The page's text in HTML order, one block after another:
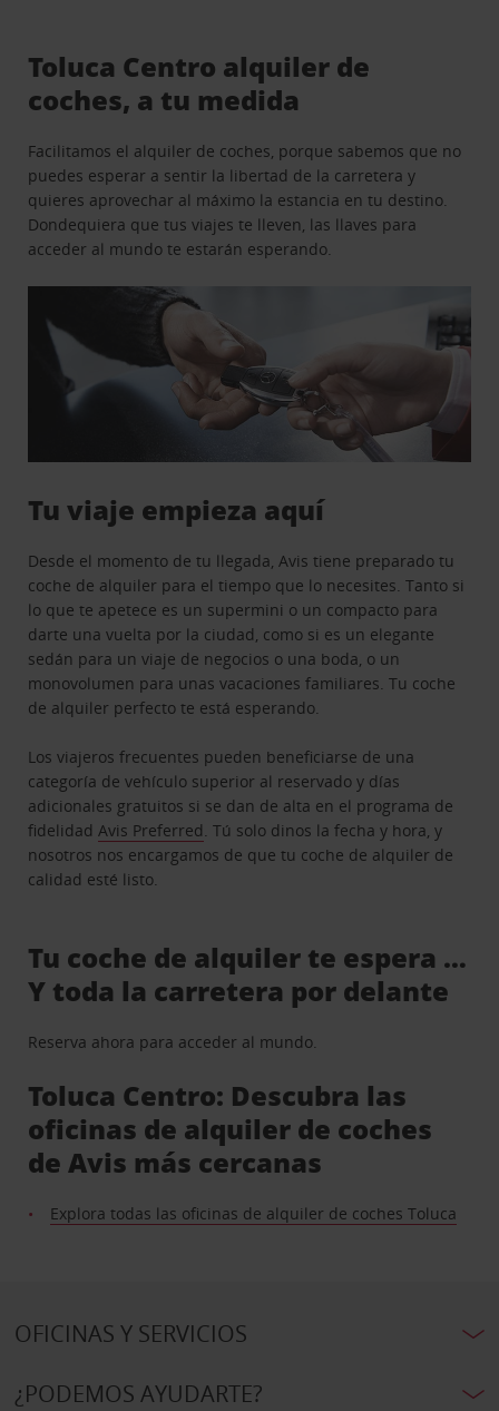
Toluca Centro alquiler de
coches, a tu medida
Facilitamos el alquiler de coches, porque sabemos que no
puedes esperar a sentir la libertad de la carretera y
quieres aprovechar al máximo la estancia en tu destino.
Dondequiera que tus viajes te lleven, las llaves para
acceder al mundo te estarán esperando.
Tu viaje empieza aquí
Desde el momento de tu llegada, Avis tiene preparado tu
coche de alquiler para el tiempo que lo necesites. Tanto si
lo que te apetece es un supermini o un compacto para
darte una vuelta por la ciudad, como si es un elegante
sedán para un viaje de negocios o una boda, o un
monovolumen para unas vacaciones familiares. Tu coche
de alquiler perfecto te está esperando.
Los viajeros frecuentes pueden beneficiarse de una
categoría de vehículo superior al reservado y días
adicionales gratuitos si se dan de alta en el programa de
fidelidadAvis Preferred. Tú solo dinos la fecha y hora, y
nosotros nos encargamos de que tu coche de alquiler de
calidad esté listo.
Tu coche de alquiler te espera …
Y toda la carretera por delante
Reserva ahora para acceder al mundo.
Toluca Centro: Descubra las
oficinas de alquiler de coches
de Avis más cercanas
Explora todas las oficinas de alquiler de coches Toluca
OFICINAS Y SERVICIOS
¿PODEMOS AYUDARTE?